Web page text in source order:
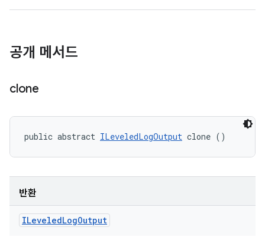
공개 메서드
clone
public abstract ILeveledLogOutput clone ()
반환
ILeveledLogOutput